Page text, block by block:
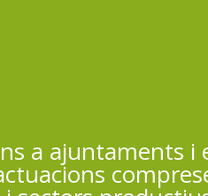
a ajuntaments i